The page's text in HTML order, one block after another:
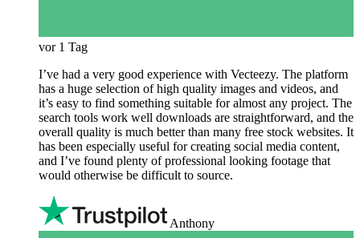
vor 1 Tag
I’ve had a very good experience with Vecteezy. The platform
has a huge selection of high quality images and videos, and
it’s easy to find something suitable for almost any project. The
search tools work well downloads are straightforward, and the
overall quality is much better than many free stock websites. It
has been especially useful for creating social media content,
and I’ve found plenty of professional looking footage that
would otherwise be difficult to source.
Anthony